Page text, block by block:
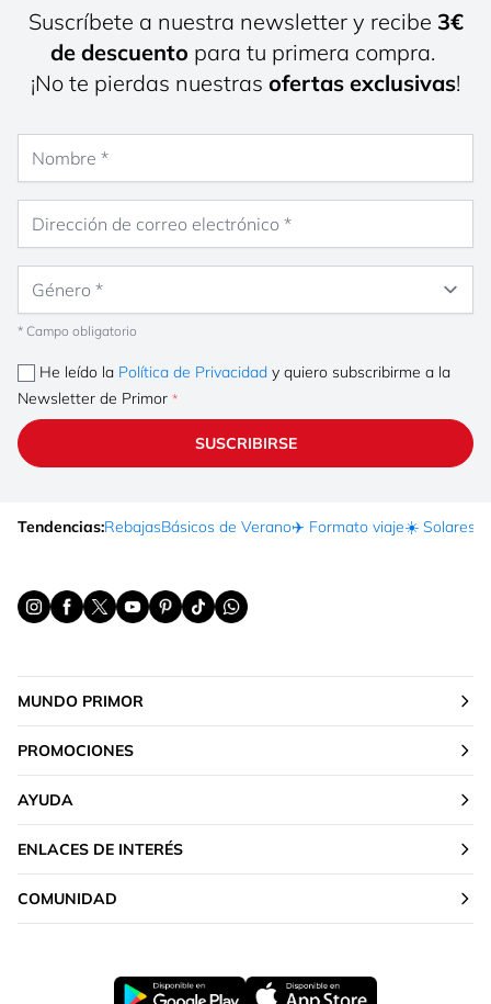
Suscríbete a nuestra newsletter y recibe 3€
de descuento para tu primera compra.
¡No te pierdas nuestras ofertas exclusivas!
* Campo obligatorio
He leído la Política de Privacidad y quiero subscribirme a la
Newsletter de Primor
SUSCRIBIRSE
Tendencias:RebajasBásicos de Verano✈️ Formato viaje☀️ Solares
MUNDO PRIMOR
PROMOCIONES
AYUDA
ENLACES DE INTERÉS
COMUNIDAD